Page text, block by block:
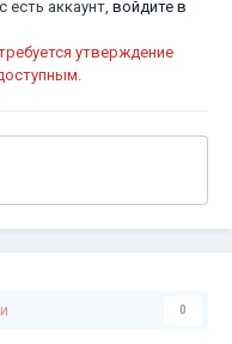
есть аккаунт, войдите в
утверждение
0